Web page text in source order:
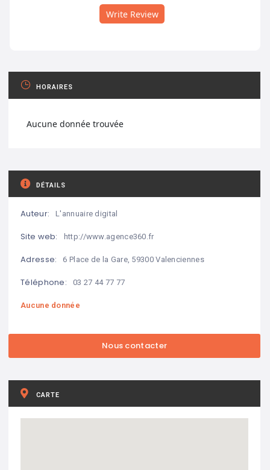
Write Review
HORAIRES
Aucune donnée trouvée
DÉTAILS
Auteur: L'annuaire digital
Site web: http://www.agence360.fr
Adresse: 6 Place de la Gare, 59300 Valenciennes
Téléphone: 03 27 44 77 77
Aucune donnée
CARTE